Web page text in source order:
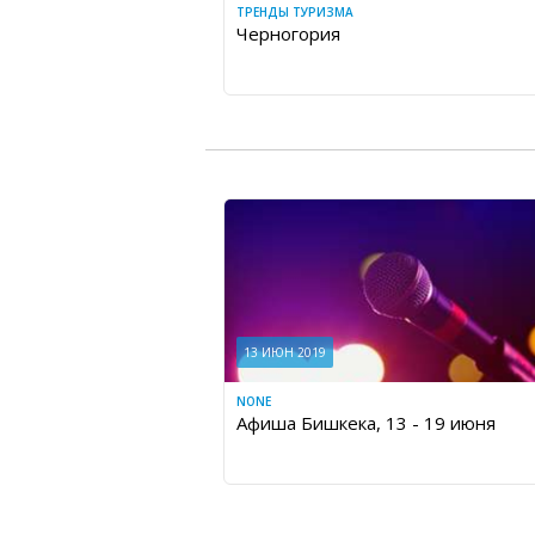
ТРЕНДЫ ТУРИЗМА
Черногория
13 ИЮН 2019
NONE
Афиша Бишкека, 13 - 19 июня